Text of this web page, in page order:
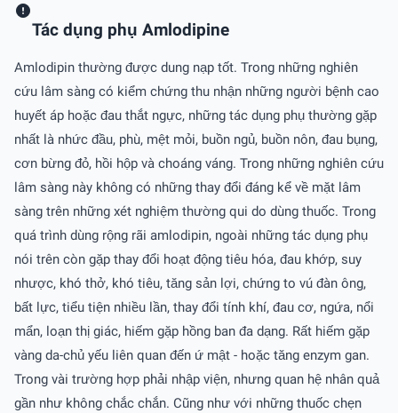
Tác dụng phụ Amlodipine
Amlodipin thường được dung nạp tốt. Trong những nghiên
cứu lâm sàng có kiểm chứng thu nhận những người bệnh cao
huyết áp hoặc đau thắt ngực, những tác dụng phụ thường gặp
nhất là nhức đầu, phù, mệt mỏi, buồn ngủ, buồn nôn, đau bụng,
cơn bừng đỏ, hồi hộp và choáng váng. Trong những nghiên cứu
lâm sàng này không có những thay đổi đáng kể về mặt lâm
sàng trên những xét nghiệm thường qui do dùng thuốc. Trong
quá trình dùng rộng rãi amlodipin, ngoài những tác dụng phụ
nói trên còn gặp thay đổi hoạt động tiêu hóa, đau khớp, suy
nhược, khó thở, khó tiêu, tăng sản lợi, chứng to vú đàn ông,
bất lực, tiểu tiện nhiều lần, thay đổi tính khí, đau cơ, ngứa, nổi
mẩn, loạn thị giác, hiếm gặp hồng ban đa dạng. Rất hiếm gặp
vàng da-chủ yếu liên quan đến ứ mật - hoặc tăng enzym gan.
Trong vài trường hợp phải nhập viện, nhưng quan hệ nhân quả
gần như không chắc chắn. Cũng như với những thuốc chẹn